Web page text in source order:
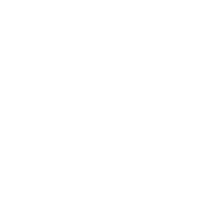
Actualmente, con la semana 45 del
de los